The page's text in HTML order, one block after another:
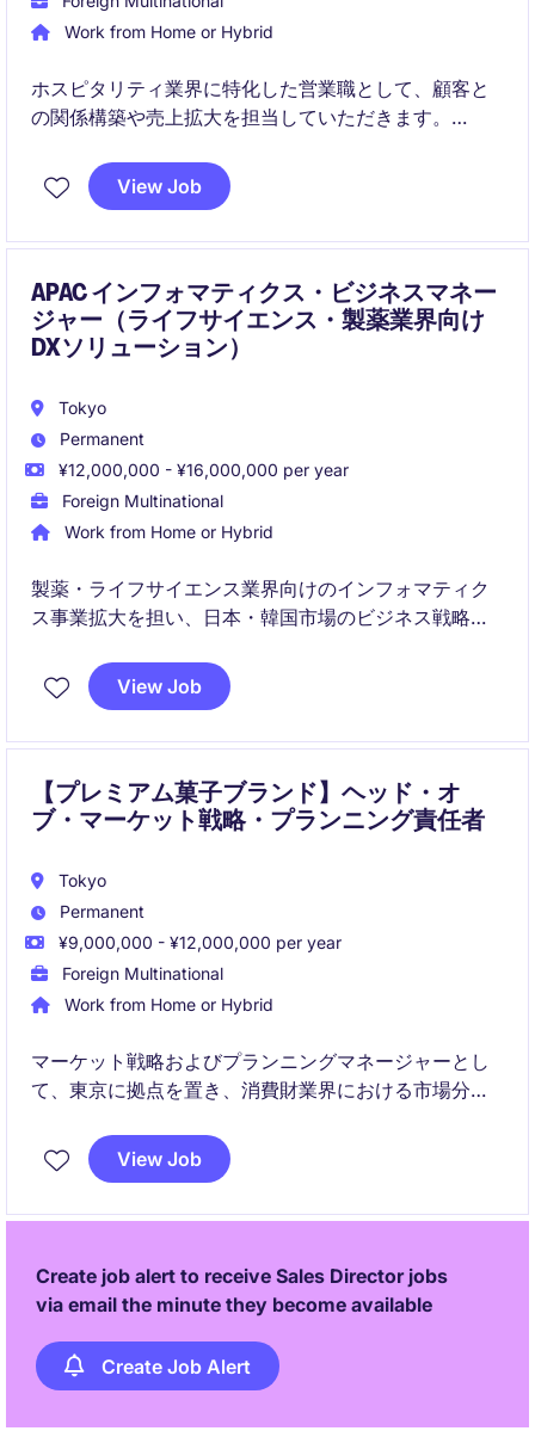
Work from Home or Hybrid
ホスピタリティ業界に特化した営業職として、顧客と
の関係構築や売上拡大を担当していただきます。
るためのサポートを行います。
View Job
APAC インフォマティクス・ビジネスマネー
ジャー（ライフサイエンス・製薬業界向け
DXソリューション）
Tokyo
Permanent
¥12,000,000 - ¥16,000,000 per year
Foreign Multinational
Work from Home or Hybrid
製薬・ライフサイエンス業界向けのインフォマティク
ス事業拡大を担い、日本・韓国市場のビジネス戦略を
ームと連携しながら、売上成長、顧客価値向上、組織
変革を推進するマネジメントポジションです。
View Job
【プレミアム菓子ブランド】ヘッド・オ
ブ・マーケット戦略・プランニング責任者
Tokyo
Permanent
¥9,000,000 - ¥12,000,000 per year
Foreign Multinational
Work from Home or Hybrid
マーケット戦略およびプランニングマネージャーとし
て、東京に拠点を置き、消費財業界における市場分析
部門と連携しながら、事業成長を推進するための計画
立案と実行を担っていただきます。
View Job
Create job alert to receive Sales Director jobs
via email the minute they become available
Create Job Alert